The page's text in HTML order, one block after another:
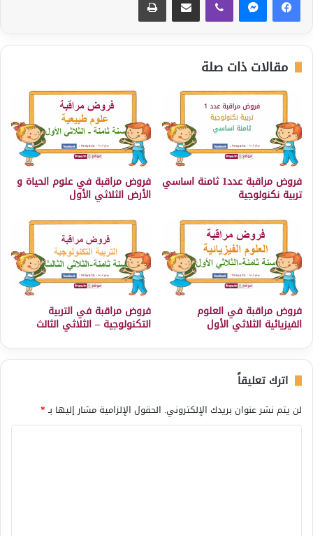
مقالات ذات صلة
فروض مراقبة عدد1 ثامنة اساسي
تربية نكنولوجية
فروض مراقبة في علوم الحياة و
الأرض الثلاثي الأول
فروض مراقبة في العلوم
الفيزيائية الثلاثي الأول
فروض مراقبة في التربية
التكنولوجية – الثلاثي الثالث
اترك تعليقاً
لن يتم نشر عنوان بريدك الإلكتروني. الحقول الإلزامية مشار إليها بـ*